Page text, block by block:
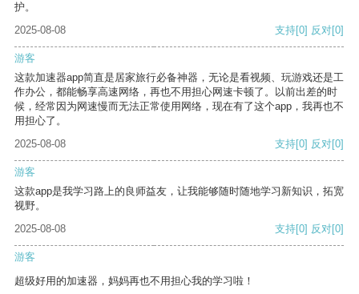
护。
2025-08-08
支持[0] 反对[0]
游客
这款加速器app简直是居家旅行必备神器，无论是看视频、玩游戏还是工
作办公，都能畅享高速网络，再也不用担心网速卡顿了。以前出差的时
候，经常因为网速慢而无法正常使用网络，现在有了这个app，我再也不
用担心了。
2025-08-08
支持[0] 反对[0]
游客
这款app是我学习路上的良师益友，让我能够随时随地学习新知识，拓宽
视野。
2025-08-08
支持[0] 反对[0]
游客
超级好用的加速器，妈妈再也不用担心我的学习啦！